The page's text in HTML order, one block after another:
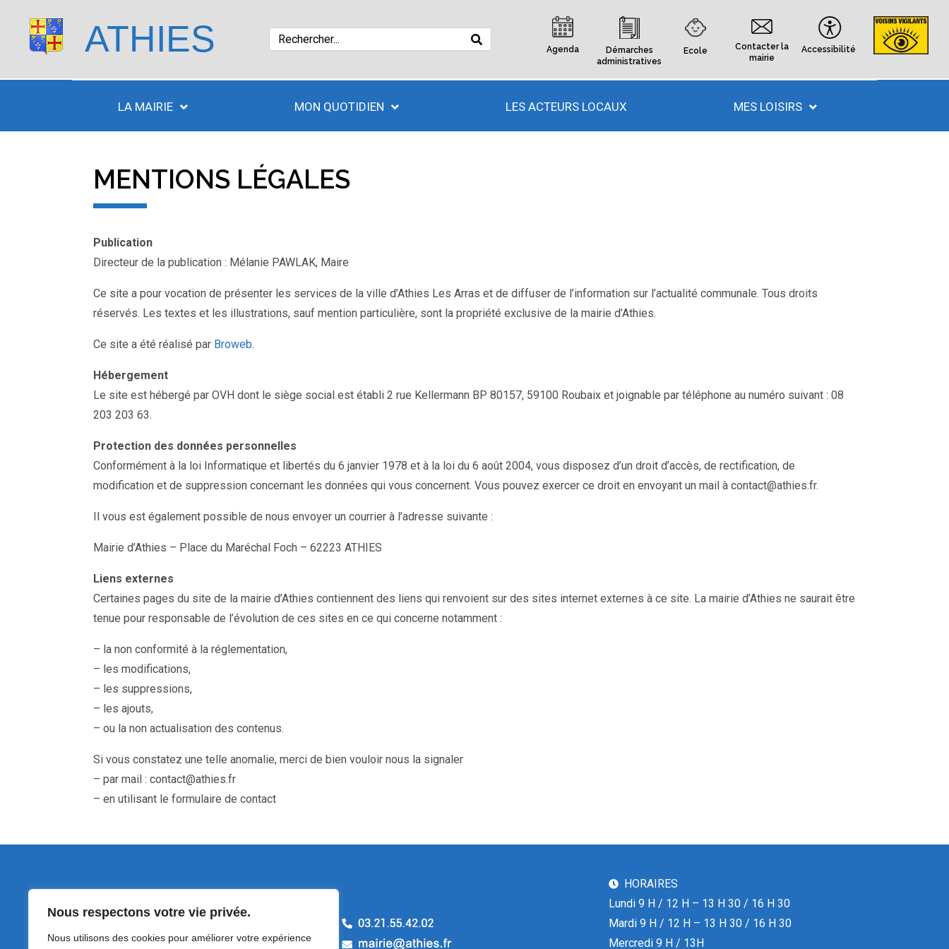
Nous respectons votre vie privée.
Nous utilisons des cookies pour améliorer votre expérience
ATHIES Agenda
Démarches
administratives
Ecole
Contacter la
mairie
Accessibilité
LA MAIRIE MON QUOTIDIEN LES ACTEURS LOCAUX MES LOISIRS
MENTIONS LÉGALES
Publication
Directeur de la publication : Mélanie PAWLAK, Maire
Ce site a pour vocation de présenter les services de la ville d’Athies Les Arras et de diffuser de l’information sur l’actualité communale. Tous droits
réservés. Les textes et les illustrations, sauf mention particulière, sont la propriété exclusive de la mairie d’Athies.
Ce site a été réalisé par Broweb.
Hébergement
Le site est hébergé par OVH dont le siège social est établi 2 rue Kellermann BP 80157, 59100 Roubaix et joignable par téléphone au numéro suivant : 08
203 203 63.
Protection des données personnelles
Conformément à la loi Informatique et libertés du 6 janvier 1978 et à la loi du 6 août 2004, vous disposez d’un droit d’accès, de rectification, de
modification et de suppression concernant les données qui vous concernent. Vous pouvez exercer ce droit en envoyant un mail à contact@athies.fr.
Il vous est également possible de nous envoyer un courrier à l’adresse suivante :
Mairie d’Athies – Place du Maréchal Foch – 62223 ATHIES
Liens externes
Certaines pages du site de la mairie d’Athies contiennent des liens qui renvoient sur des sites internet externes à ce site. La mairie d’Athies ne saurait être
tenue pour responsable de l’évolution de ces sites en ce qui concerne notamment :
– la non conformité à la réglementation,
– les modifications,
– les suppressions,
– les ajouts,
– ou la non actualisation des contenus.
Si vous constatez une telle anomalie, merci de bien vouloir nous la signaler
– par mail : contact@athies.fr
– en utilisant le formulaire de contact
1 Place du Maréchal Foch
HORAIRES
Lundi 9 H / 12 H – 13 H 30 / 16 H 30
Mardi 9 H / 12 H – 13 H 30 / 16 H 30
Mercredi 9 H / 13H